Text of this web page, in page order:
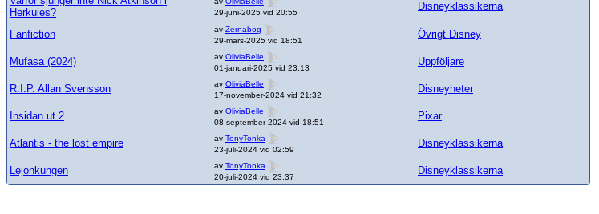
Herkules?
29-juni-2025 vid 20:55
Disneyklassikerna
Fanfiction av Zernabog
29-mars-2025 vid 18:51
Övrigt Disney
Mufasa (2024) av OliviaBelle
01-januari-2025 vid 23:13
Uppföljare
R.I.P. Allan Svensson av OliviaBelle
17-november-2024 vid 21:32
Disneyheter
Insidan ut 2 av OliviaBelle
08-september-2024 vid 18:51
Pixar
Atlantis - the lost empire av TonyTonka
23-juli-2024 vid 02:59
Disneyklassikerna
Lejonkungen av TonyTonka
20-juli-2024 vid 23:37
Disneyklassikerna